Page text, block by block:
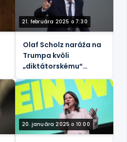
21. februára 2025 o 7:30
Olaf Scholz naráža na
Trumpa kvôli
„diktátorskému“
Zelenského
20. januára 2025 o 10:00